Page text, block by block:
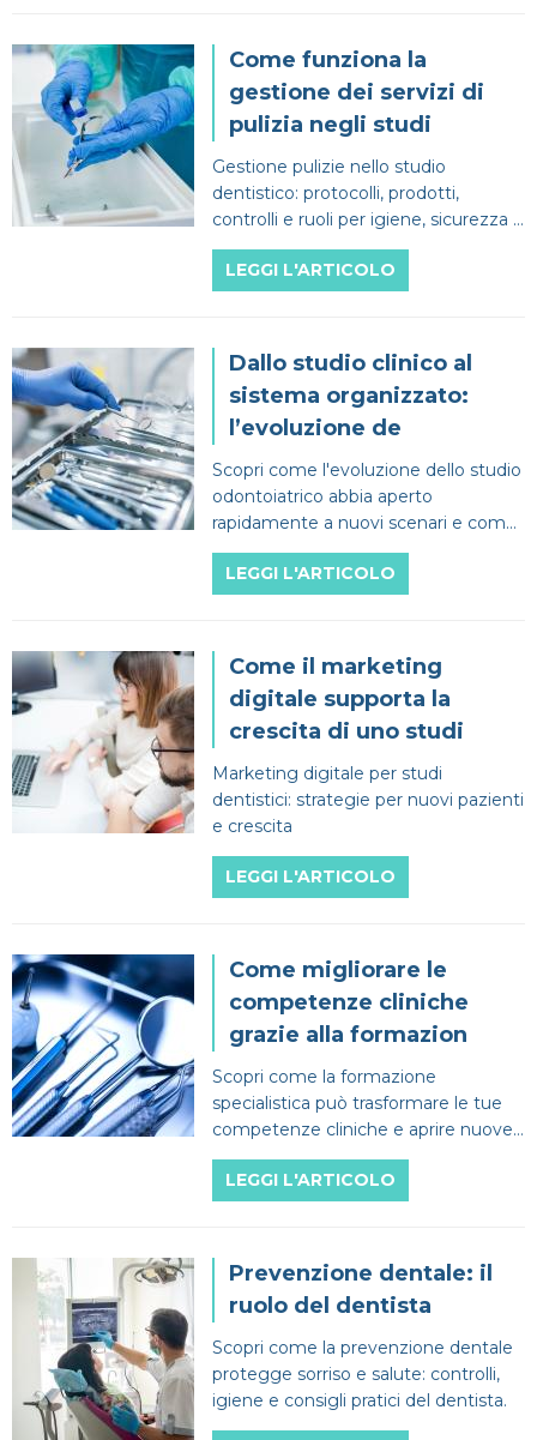
Come funziona la
gestione dei servizi di
pulizia negli studi
Gestione pulizie nello studio
dentistico: protocolli, prodotti,
controlli e ruoli per igiene, sicurezza e
fiducia.
LEGGI L'ARTICOLO
Dallo studio clinico al
sistema organizzato:
l’evoluzione de
Scopri come l'evoluzione dello studio
odontoiatrico abbia aperto
rapidamente a nuovi scenari e come
si sia evoluto nel corso del tempo in
modo rapido.
LEGGI L'ARTICOLO
Come il marketing
digitale supporta la
crescita di uno studi
Marketing digitale per studi
dentistici: strategie per nuovi pazienti
e crescita
LEGGI L'ARTICOLO
Come migliorare le
competenze cliniche
grazie alla formazion
Scopri come la formazione
specialistica può trasformare le tue
competenze cliniche e aprire nuove
opportunità professionali
LEGGI L'ARTICOLO
Prevenzione dentale: il
ruolo del dentista
Scopri come la prevenzione dentale
protegge sorriso e salute: controlli,
igiene e consigli pratici del dentista.